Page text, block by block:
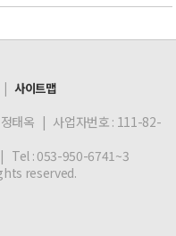
| 사이트맵
태옥 | 사업자번호 : 111-82-
| Tel : 053-950-6741~3
reserved.